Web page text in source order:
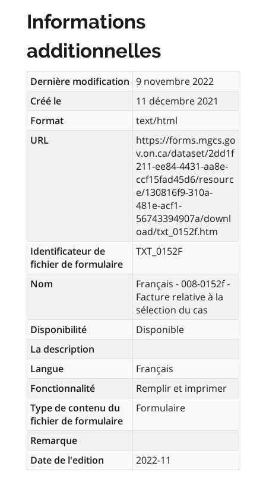
Informations
additionnelles
Dernière modification 9 novembre 2022
Créé le
11 décembre 2021
Format
text/html
URL
https://forms.mgcs.go
v.on.ca/dataset/2dd1f
211-ee84-4431-aa8e-
ccf15fad45d6/resourc
e/130816f9-310a-
481e-acf1-
56743394907a/downl
oad/txt_0152f.htm
Identificateur de
fichier de formulaire
TXT_0152F
Nom
Français - 008-0152f -
Facture relative à la
sélection du cas
Disponibilité
Disponible
La description
Langue
Français
Fonctionnalité
Remplir et imprimer
Type de contenu du
fichier de formulaire
Formulaire
Remarque
Date de l'edition
2022-11